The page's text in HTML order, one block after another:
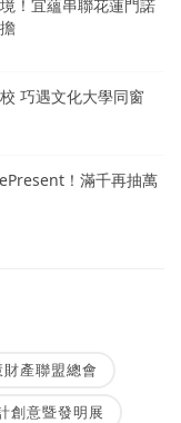
！宜蘊串聯花蓮門諾
巧遇文化大學同窗
！滿千再抽萬
產聯盟總會
創意暨發明展